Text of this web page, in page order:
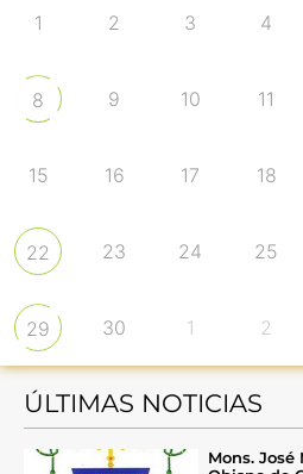
1 2 3 4
8 9 10 11
15 16 17 18
22 23 24 25
29 30 1 2
ÚLTIMAS NOTICIAS
Mons. José